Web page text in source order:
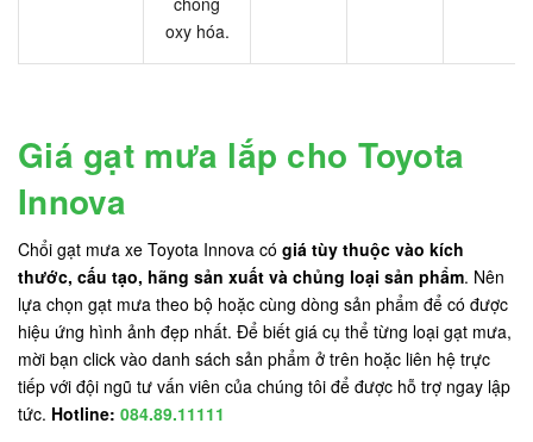
oxy hóa.
Giá gạt mưa lắp cho Toyota
Innova
Chổi gạt mưa xe Toyota Innova có giá tùy thuộc vào kích
thước, cấu tạo, hãng sản xuất và chủng loại sản phẩm. Nên
lựa chọn gạt mưa theo bộ hoặc cùng dòng sản phẩm để có được
hiệu ứng hình ảnh đẹp nhất. Để biết giá cụ thể từng loại gạt mưa,
mời bạn click vào danh sách sản phẩm ở trên hoặc liên hệ trực
tiếp với đội ngũ tư vấn viên của chúng tôi để được hỗ trợ ngay lập
tức. Hotline: 084.89.11111